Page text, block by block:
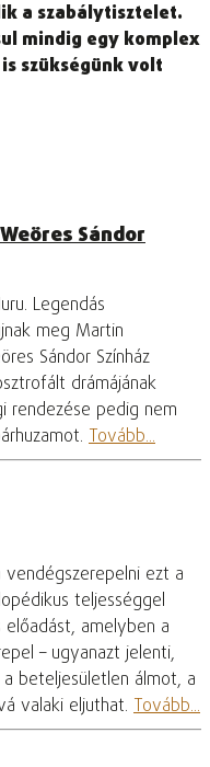
a szabálytisztelet.
mindig egy komplex
szükségünk volt
Sándor
Legendás
meg Martin
Sándor Színház
drámájának
rendezése pedig nem
Tovább...
vendégszerepelni ezt a
teljességgel
amelyben a
– ugyanazt jelenti,
beteljesületlen álmot, a
valaki eljuthat. Tovább...